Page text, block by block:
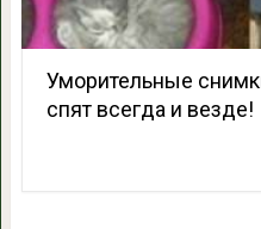
Уморительные
спят всегда и везде!